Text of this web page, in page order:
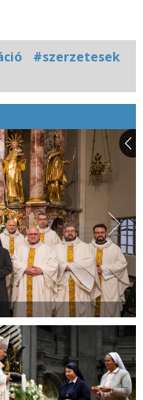
#szerzetesek